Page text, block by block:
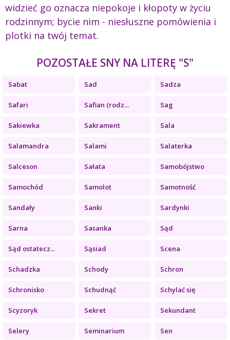
widzieć go oznacza niepokoje i kłopoty w życiu
rodzinnym; bycie nim - niesłuszne pomówienia i
plotki na twój temat.
POZOSTAŁE SNY NA LITERĘ "S"
Sabat Sad Sadza
Safari Safian (rodz... Sag
Sakiewka Sakrament Sala
Salamandra Salami Salaterka
Salceson Sałata Samobójstwo
Samochód Samolot Samotność
Sandały Sanki Sardynki
Sarna Sasanka Sąd
Sąd ostatecz... Sąsiad Scena
Schadzka Schody Schron
Schronisko Schudnąć Schylać się
Scyzoryk Sekret Sekundant
Selery Seminarium Sen